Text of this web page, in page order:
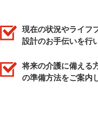
現在の状況やライフ
設計のお手伝いを行
将来の介護に備える
の準備方法をご案内